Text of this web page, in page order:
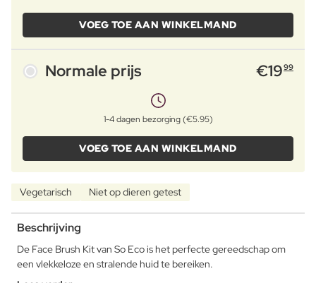
VOEG TOE AAN WINKELMAND
Normale prijs €1999
1-4 dagen bezorging (€5.95)
VOEG TOE AAN WINKELMAND
Vegetarisch Niet op dieren getest
Beschrijving
De Face Brush Kit van So Eco is het perfecte gereedschap om
een vlekkeloze en stralende huid te bereiken.